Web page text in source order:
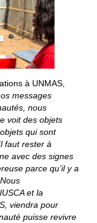
à UNMAS,
messages
nous
voit des objets
qui sont
faut rester à
avec des signes
parce qu’il y a
et la
viendra pour
puisse revivre